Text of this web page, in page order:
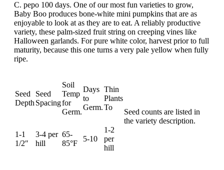
C. pepo 100 days. One of our most fun varieties to grow,
Baby Boo produces bone-white mini pumpkins that are as
enjoyable to look at as they are to eat. A reliably productive
variety, these palm-sized fruit string on creeping vines like
Halloween garlands. For pure white color, harvest prior to full
maturity, because this one turns a very pale yellow when fully
ripe.
Seed
Depth
Seed
Spacing
Soil
Temp
for
Germ.
Days
to
Germ.
Thin
Plants
To
Seed counts are listed in
the variety description.
1-1
1/2″
3-4 per
hill
65-
85°F
5-10
1-2
per
hill